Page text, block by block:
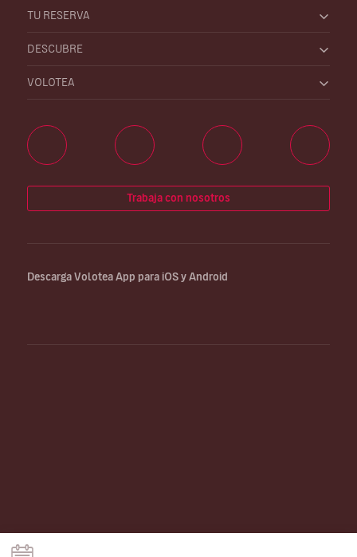
TU RESERVA
DESCUBRE
VOLOTEA
Trabaja con nosotros
Descarga Volotea App para iOS y Android